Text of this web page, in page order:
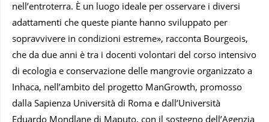
nell’entroterra. È un luogo ideale per osservare i diversi
adattamenti che queste piante hanno sviluppato per
sopravvivere in condizioni estreme», racconta Bourgeois,
che da due anni è tra i docenti volontari del corso intensivo
di ecologia e conservazione delle mangrovie organizzato a
Inhaca, nell’ambito del progetto ManGrowth, promosso
dalla Sapienza Università di Roma e dall’Università
Eduardo Mondlane di Maputo, con il sostegno dell’Agenzia